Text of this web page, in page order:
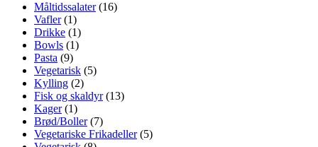
Måltidssalater(16)
Vafler(1)
Drikke (1)
Bowls (1)
Pasta (9)
Vegetarisk (5)
Kylling (2)
Fisk og skaldyr(13)
Kager(1)
Brød/Boller(7)
Vegetariske Frikadeller(5)